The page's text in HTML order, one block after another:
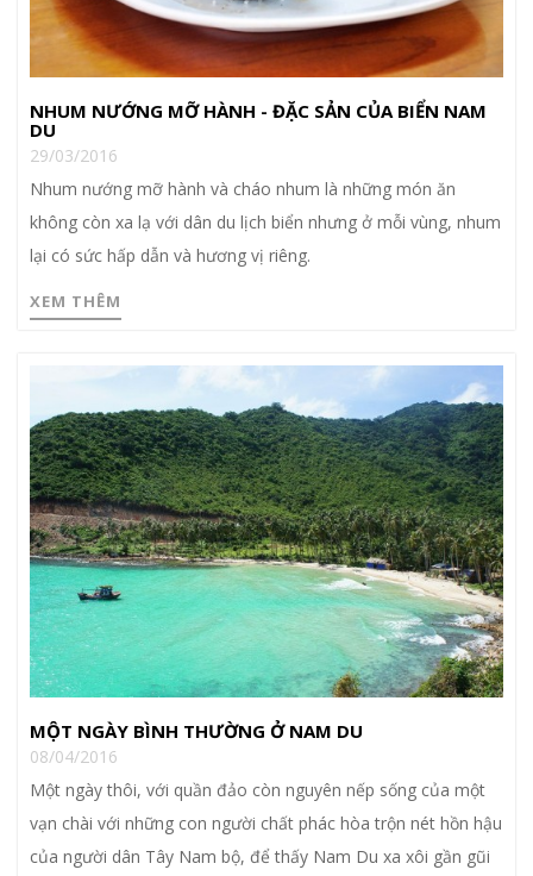
NHUM NƯỚNG MỠ HÀNH - ĐẶC SẢN CỦA BIỂN NAM
DU
29/03/2016
Nhum nướng mỡ hành và cháo nhum là những món ăn
không còn xa lạ với dân du lịch biển nhưng ở mỗi vùng, nhum
lại có sức hấp dẫn và hương vị riêng.
XEM THÊM
MỘT NGÀY BÌNH THƯỜNG Ở NAM DU
08/04/2016
Một ngày thôi, với quần đảo còn nguyên nếp sống của một
vạn chài với những con người chất phác hòa trộn nét hồn hậu
của người dân Tây Nam bộ, để thấy Nam Du xa xôi gần gũi